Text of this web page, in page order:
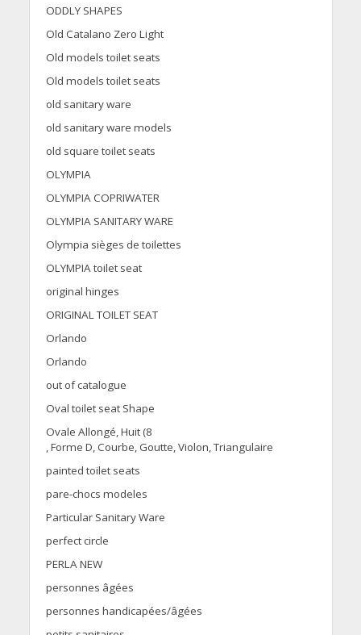
ODDLY SHAPES
Old Catalano Zero Light
Old models toilet seats
Old models toilet seats
old sanitary ware
old sanitary ware models
old square toilet seats
OLYMPIA
OLYMPIA COPRIWATER
OLYMPIA SANITARY WARE
Olympia sièges de toilettes
OLYMPIA toilet seat
original hinges
ORIGINAL TOILET SEAT
Orlando
Orlando
out of catalogue
Oval toilet seat Shape
Ovale Allongé, Huit (8
, Forme D, Courbe, Goutte, Violon, Triangulaire
painted toilet seats
pare-chocs modeles
Particular Sanitary Ware
perfect circle
PERLA NEW
personnes âgées
personnes handicapées/âgées